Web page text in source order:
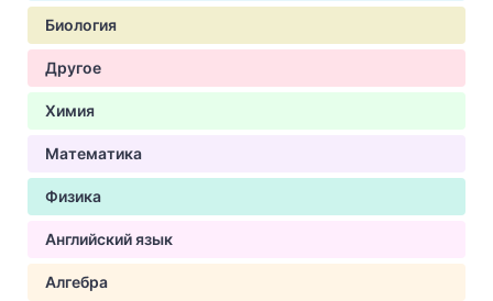
Биология
Другое
Химия
Математика
Физика
Английский язык
Алгебра